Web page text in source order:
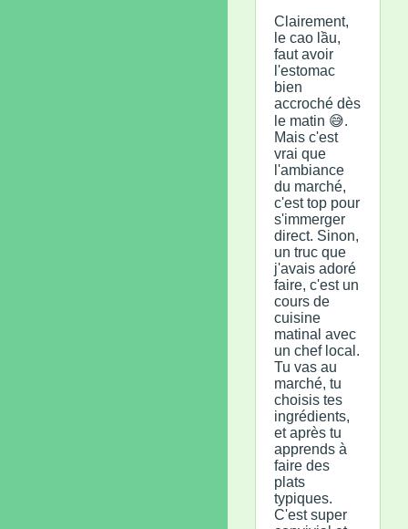
Clairement,
le cao lầu,
faut avoir
l'estomac
bien
accroché dès
le matin 😅.
Mais c'est
vrai que
l'ambiance
du marché,
c'est top pour
s'immerger
direct. Sinon,
un truc que
j'avais adoré
faire, c'est un
cours de
cuisine
matinal avec
un chef local.
Tu vas au
marché, tu
choisis tes
ingrédients,
et après tu
apprends à
faire des
plats
typiques.
C'est super